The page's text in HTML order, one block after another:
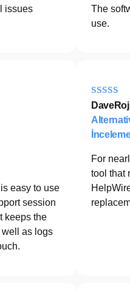
issues
The
use.
easy to use
session
keeps the
well as logs
DaveRoj
For
tool that